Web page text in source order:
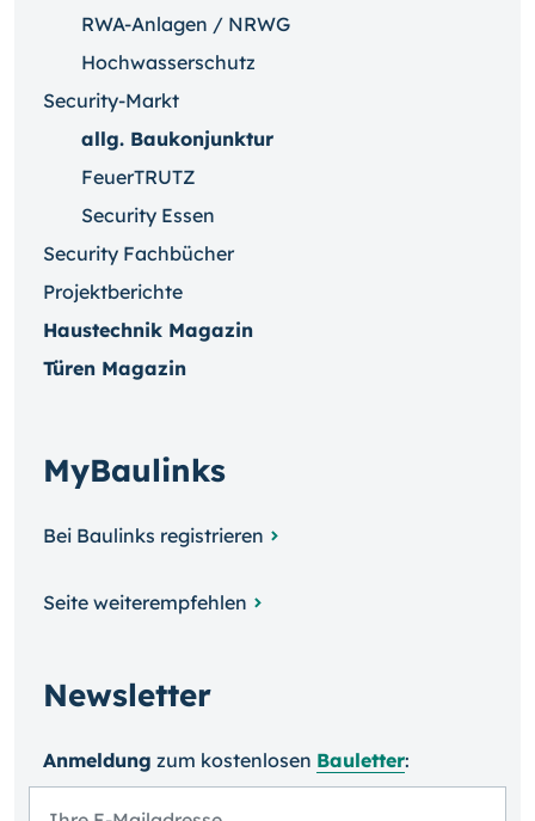
RWA-Anlagen / NRWG
Hochwasserschutz
Security-Markt
allg. Baukonjunktur
FeuerTRUTZ
Security Essen
Security Fachbücher
Projektberichte
Haustechnik Magazin
Türen Magazin
MyBaulinks
Bei Baulinks registrieren
Seite weiterempfehlen
Newsletter
Anmeldung zum kosten­losen Bauletter: